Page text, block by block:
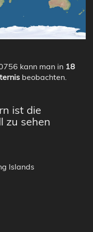
kann man in 18
beobachten.
ist die
zu sehen
Islands